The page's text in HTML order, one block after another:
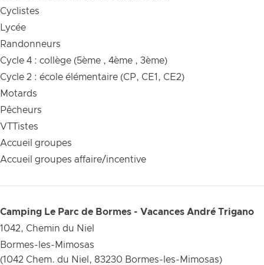
Cyclistes
Lycée
Randonneurs
Cycle 4 : collège (5ème , 4ème , 3ème)
Cycle 2 : école élémentaire (CP, CE1, CE2)
Motards
Pêcheurs
VTTistes
Accueil groupes
Accueil groupes affaire/incentive
Camping Le Parc de Bormes - Vacances André Trigano
1042, Chemin du Niel
Bormes-les-Mimosas
(1042 Chem. du Niel, 83230 Bormes-les-Mimosas)